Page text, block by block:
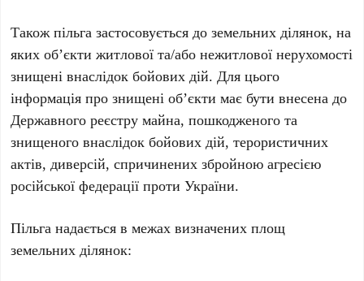
Також пільга застосовується до земельних ділянок, на
яких об’єкти житлової та/або нежитлової нерухомості
знищені внаслідок бойових дій. Для цього
інформація про знищені об’єкти має бути внесена до
Державного реєстру майна, пошкодженого та
знищеного внаслідок бойових дій, терористичних
актів, диверсій, спричинених збройною агресією
російської федерації проти України.
Пільга надається в межах визначених площ
земельних ділянок: